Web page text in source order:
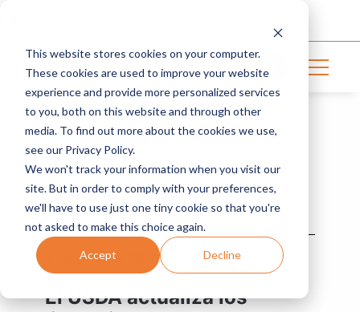
This website stores cookies on your computer.
These cookies are used to improve your website
experience and provide more personalized services
to you, both on this website and through other
media. To find out more about the cookies we use,
see our Privacy Policy.
We won't track your information when you visit our
site. But in order to comply with your preferences,
we'll have to use just one tiny cookie so that you're
not asked to make this choice again.
Accept Decline
Contáctanos
NOTICIAS DE LA INDUSTRIA | 3
MIN READ
ProducePay
7 de junio de 2023
El USDA actualiza los